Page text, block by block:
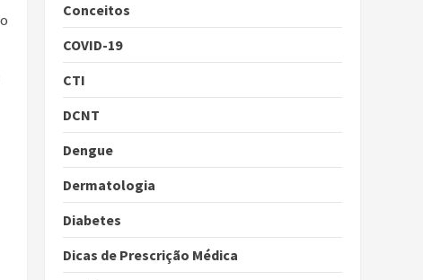
Conceitos
COVID-19
CTI
DCNT
Dengue
Dermatologia
Diabetes
Dicas de Prescrição Médica